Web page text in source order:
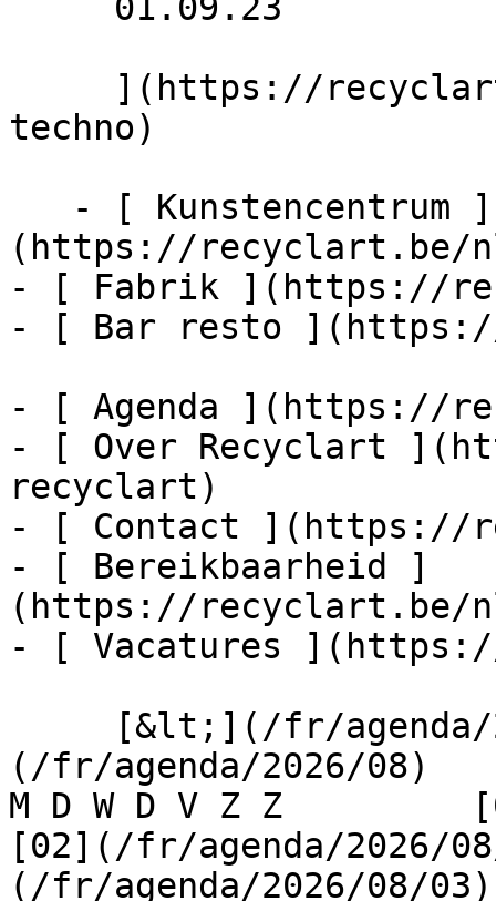
techno)
(https://recyclart.be/
- [ Fabrik ](https://
- [ Bar resto
- [ Agenda ](https://
- [ Over Recyclart
recyclart)
- [ Contact ](https://
- [ Bereikbaarheid ]
(https://recyclart.be/
- [ Vacatures
(/fr/agenda/2026/08)
M D W D V Z Z
[02](/fr/agenda/2026/
(/fr/agenda/2026/08/